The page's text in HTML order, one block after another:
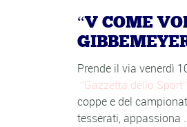
“V COME
Prende il via venerdì
Gazzetta dello Sport
coppe e del
tesserati, appassiona